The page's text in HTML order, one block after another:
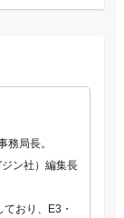
務局長。
ジン社）編集長
おり、E3・